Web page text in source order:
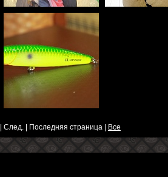
| След. | Последняя страница | Все